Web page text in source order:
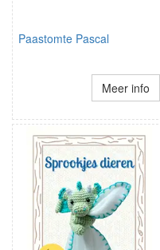
Paastomte Pascal
Meer info